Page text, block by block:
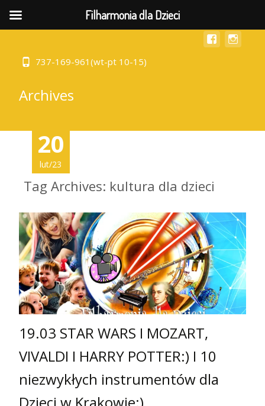
737-169-961(wt-pt 10-15)
Archives
Tag Archives: kultura dla dzieci
20
lut/23
19.03 STAR WARS I MOZART,
VIVALDI I HARRY POTTER:) I 10
niezwykłych instrumentów dla
Dzieci w Krakowie:)
Filharmonia dla Dzieci